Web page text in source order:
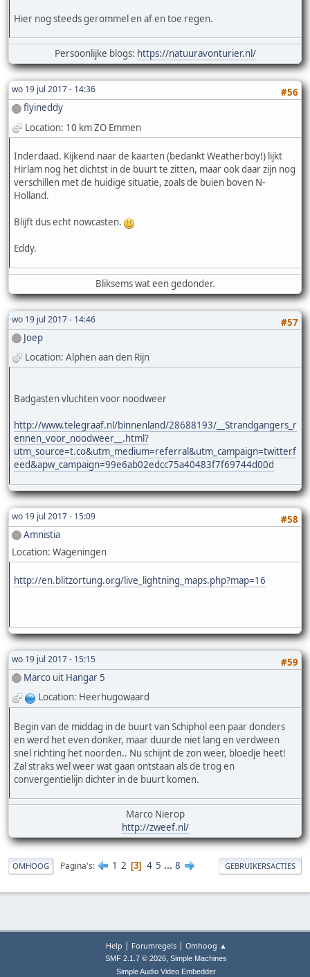
Hier nog steeds gerommel en af en toe regen.
Persoonlijke blogs: https://natuuravonturier.nl/
wo 19 jul 2017 - 14:36
#56
flyineddy
Location: 10 km ZO Emmen
Inderdaad. Kijkend naar de kaarten (bedankt Weatherboy!) lijkt
Hirlam nog het dichtst in de buurt te zitten, maar ook daar zijn nog
verschillen met de huidige situatie, zoals de buien boven N-
Holland.
Blijft dus echt nowcasten.
Eddy.
Bliksems wat een gedonder.
wo 19 jul 2017 - 14:46
#57
Joep
Location: Alphen aan den Rijn
Badgasten vluchten voor noodweer
http://www.telegraaf.nl/binnenland/28688193/__Strandgangers_r
ennen_voor_noodweer__.html?
utm_source=t.co&utm_medium=referral&utm_campaign=twitterf
eed&apw_campaign=99e6ab02edcc75a40483f7f69744d00d
wo 19 jul 2017 - 15:09
#58
Amnistia
Location: Wageningen
http://en.blitzortung.org/live_lightning_maps.php?map=16
wo 19 jul 2017 - 15:15
#59
Marco uit Hangar 5
Location: Heerhugowaard
Begin van de middag in de buurt van Schiphol een paar donders
en werd het even donker, maar duurde niet lang en verdween
snel richting het noorden.. Nu schijnt de zon weer, bloedje heet!
Zal straks wel weer wat gaan ontstaan als de trog en
convergentielijn dichter in de buurt komen.
Marco Nierop
http://zweef.nl/
OMHOOG Pagina's 1 2 3 4 5 ... 8 GEBRUIKERSACTIES
Help | Forumregels| Omhoog ▲
SMF 2.1.7 © 2026, Simple Machines
Simple Audio Video Embedder